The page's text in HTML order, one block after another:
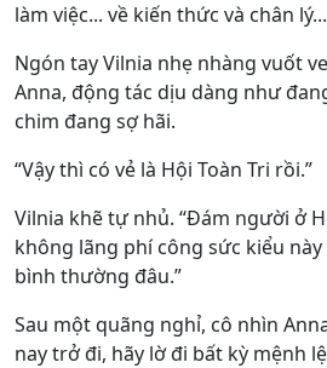
làm việc... về kiến thức và chân
Ngón tay Vilnia nhẹ nhàng vuốt
Anna, động tác dịu dàng như
chim đang sợ hãi.
“Vậy thì có vẻ là Hội Toàn Tri rồi.”
Vilnia khẽ tự nhủ. “Đám người ở
không lãng phí công sức kiểu
bình thường đâu.”
Sau một quãng nghỉ, cô nhìn
nay trở đi, hãy lờ đi bất kỳ mệnh